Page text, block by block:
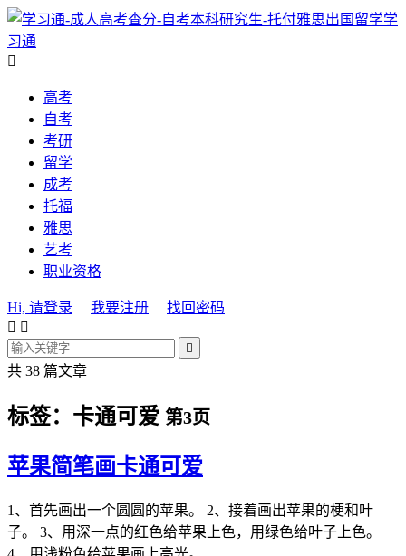
学
习通

高考
自考
考研
留学
成考
托福
雅思
艺考
职业资格
Hi, 请登录 我要注册
找回密码
 

共 38 篇文章
标签：卡通可爱 第3页
苹果简笔画卡通可爱
1、首先画出一个圆圆的苹果。 2、接着画出苹果的梗和叶
子。 3、用深一点的红色给苹果上色，用绿色给叶子上色。